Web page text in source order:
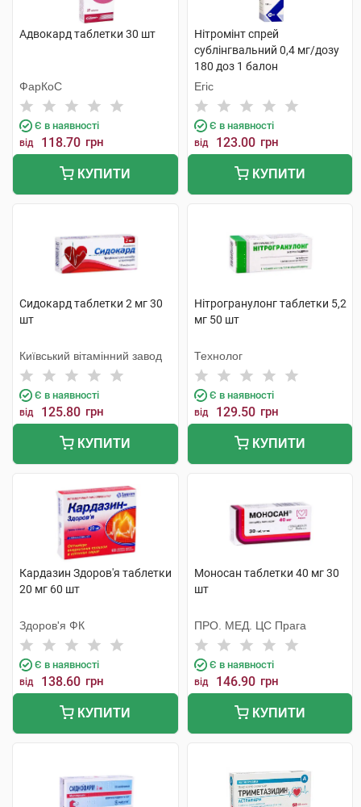
Адвокард таблетки 30 шт
ФарКоС
Є в наявності
від 118.70 грн
КУПИТИ
Нітромінт спрей
сублінгвальний 0,4 мг/дозу
180 доз 1 балон
Егіс
Є в наявності
від 123.00 грн
КУПИТИ
Сидокард таблетки 2 мг 30
шт
Київський вітамінний завод
Є в наявності
від 125.80 грн
КУПИТИ
Нітрогранулонг таблетки 5,2
мг 50 шт
Технолог
Є в наявності
від 129.50 грн
КУПИТИ
Кардазин Здоров'я таблетки
20 мг 60 шт
Здоров'я ФК
Є в наявності
від 138.60 грн
КУПИТИ
Моносан таблетки 40 мг 30
шт
ПРО. МЕД. ЦС Прага
Є в наявності
від 146.90 грн
КУПИТИ